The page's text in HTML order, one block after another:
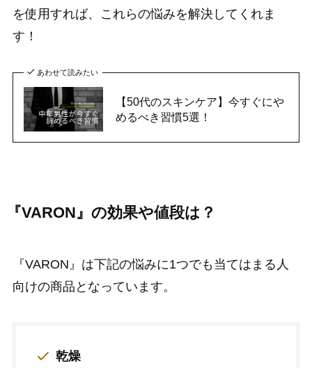
を使用すれば、これらの悩みを解決してくれま
す！
あわせて読みたい
【50代のスキンケア】今すぐにや
めるべき習慣5選！
『VARON』の効果や値段は？
『VARON』は下記の悩みに1つでも当てはまる人
向けの商品となっています。
乾燥